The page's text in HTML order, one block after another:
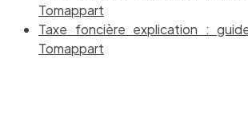
Tomappart
Taxe foncière explication :
Tomappart